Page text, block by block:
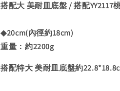
搭配大 美耐皿底盤 / 搭配YY2117
◆20cm(內徑約18cm)
重量：約2200g
搭配特大 美耐皿底盤約